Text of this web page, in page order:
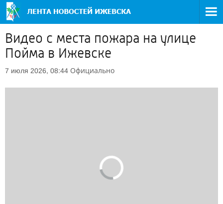
Видео с места пожара на улице
Пойма в Ижевске
7 июля 2026, 08:44 Официально